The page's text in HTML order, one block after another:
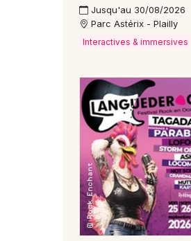
Jusqu'au 30/08/2026
Parc Astérix - Plailly
Interactives & immersives